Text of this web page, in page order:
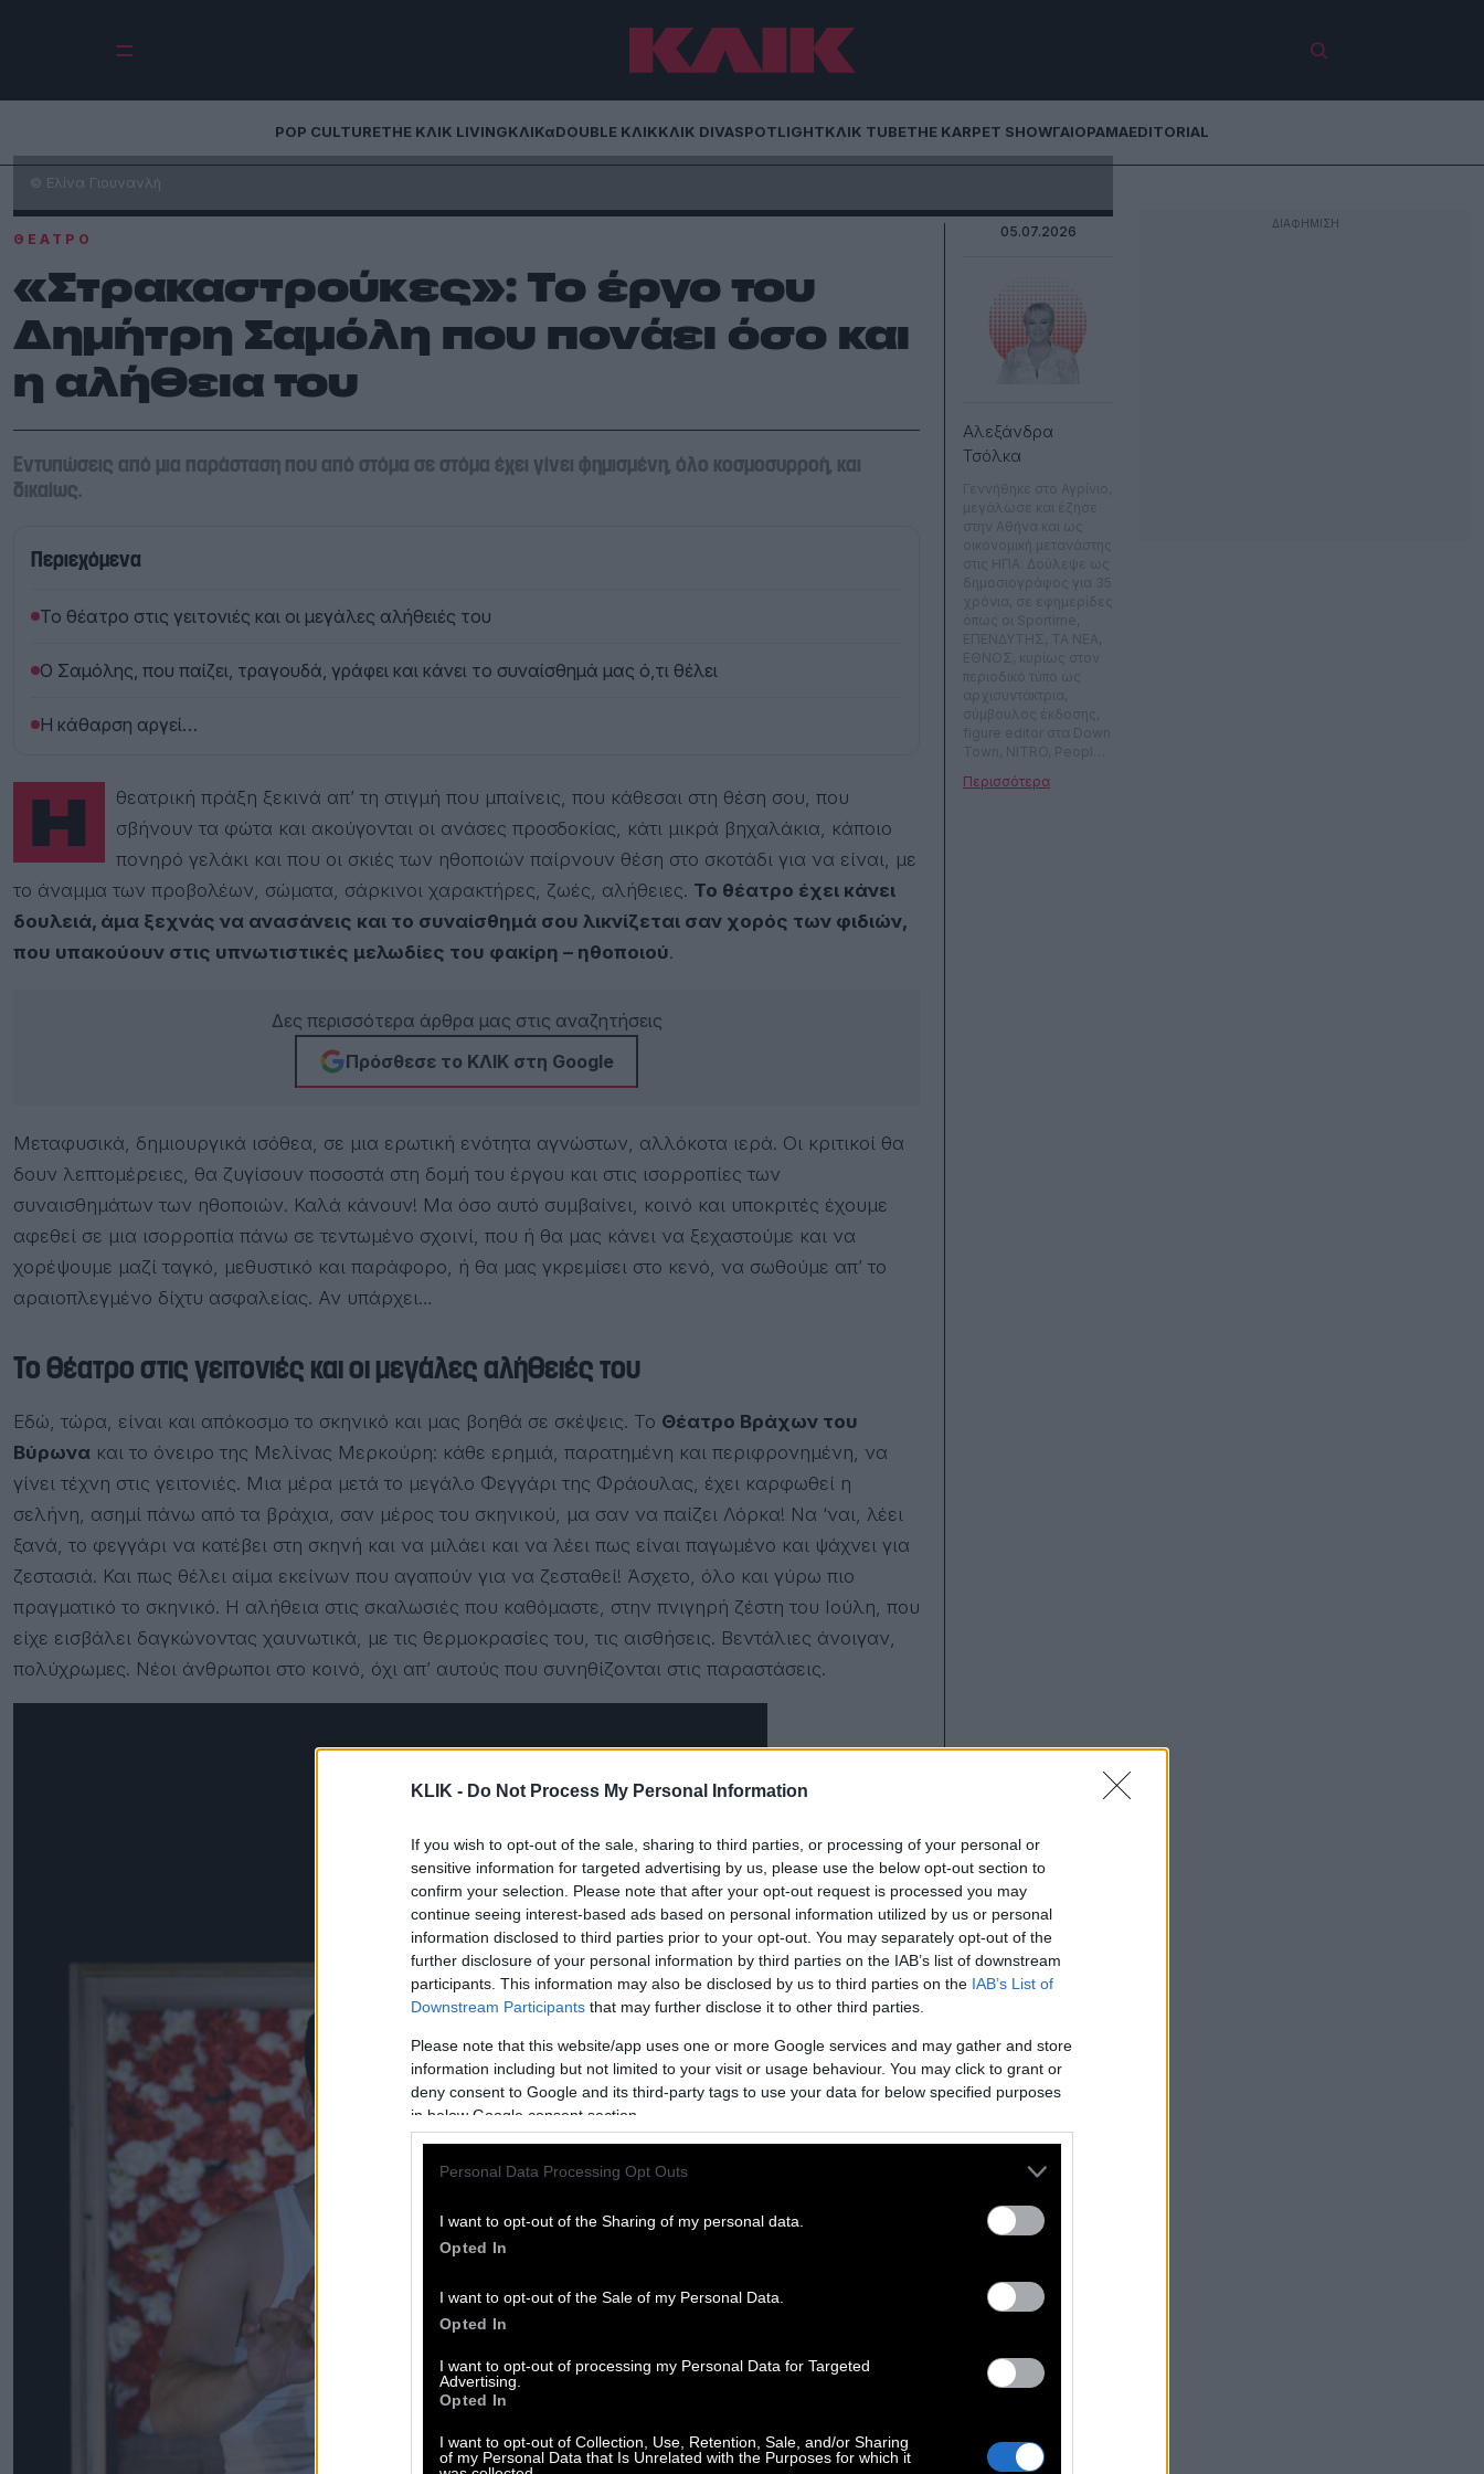
KLIK - Do Not Process My Personal Information
If you wish to opt-out of the sale, sharing to third parties, or processing of your personal or
sensitive information for targeted advertising by us, please use the below opt-out section to
confirm your selection. Please note that after your opt-out request is processed you may
continue seeing interest-based ads based on personal information utilized by us or personal
information disclosed to third parties prior to your opt-out. You may separately opt-out of the
further disclosure of your personal information by third parties on the IAB’s list of downstream
participants. This information may also be disclosed by us to third parties on the IAB’s List of
Downstream Participants that may further disclose it to other third parties.
Please note that this website/app uses one or more Google services and may gather and store
information including but not limited to your visit or usage behaviour. You may click to grant or
deny consent to Google and its third-party tags to use your data for below specified purposes
in below Google consent section.
Personal Data Processing Opt Outs
I want to opt-out of the Sharing of my personal data.
Opted In
I want to opt-out of the Sale of my Personal Data.
Opted In
I want to opt-out of processing my Personal Data for Targeted
Advertising.
Opted In
I want to opt-out of Collection, Use, Retention, Sale, and/or Sharing
of my Personal Data that Is Unrelated with the Purposes for which it
POP CULTURETHE ΚΛΙΚ LIVINGΚΛΙΚαDOUBLE ΚΛΙΚΚΛΙΚ DIVASPOTLIGHTΚΛΙΚ TUBETHE KARPET SHOWΓΑΙΟΡΑΜΑEDITORIAL
© Ελίνα Γιουνανλή
ΘΈΑΤΡΟ
«Στρακαστρούκες»: Το έργο του
Δημήτρη Σαμόλη που πονάει όσο και
η αλήθεια του
Εντυπώσεις από μια παράσταση που από στόμα σε στόμα έχει γίνει φημισμένη, όλο κοσμοσυρροή, και
δικαίως.
Περιεχόμενα
Το θέατρο στις γειτονιές και οι μεγάλες αλήθειές του
Ο Σαμόλης, που παίζει, τραγουδά, γράφει και κάνει το συναίσθημά μας ό,τι θέλει
Η κάθαρση αργεί…
Η θεατρική πράξη ξεκινά απ’ τη στιγμή που μπαίνεις, που κάθεσαι στη θέση σου, που
σβήνουν τα φώτα και ακούγονται οι ανάσες προσδοκίας, κάτι μικρά βηχαλάκια, κάποιο
πονηρό γελάκι και που οι σκιές των ηθοποιών παίρνουν θέση στο σκοτάδι για να είναι, με
το άναμμα των προβολέων, σώματα, σάρκινοι χαρακτήρες, ζωές, αλήθειες. Το θέατρο έχει κάνει
δουλειά, άμα ξεχνάς να ανασάνεις και το συναίσθημά σου λικνίζεται σαν χορός των φιδιών,
που υπακούουν στις υπνωτιστικές μελωδίες του φακίρη – ηθοποιού.
Δες περισσότερα άρθρα μας στις αναζητήσεις
Πρόσθεσε το ΚΛΙΚ στη Google
Μεταφυσικά, δημιουργικά ισόθεα, σε μια ερωτική ενότητα αγνώστων, αλλόκοτα ιερά. Οι κριτικοί θα
δουν λεπτομέρειες, θα ζυγίσουν ποσοστά στη δομή του έργου και στις ισορροπίες των
συναισθημάτων των ηθοποιών. Καλά κάνουν! Μα όσο αυτό συμβαίνει, κοινό και υποκριτές έχουμε
αφεθεί σε μια ισορροπία πάνω σε τεντωμένο σχοινί, που ή θα μας κάνει να ξεχαστούμε και να
χορέψουμε μαζί ταγκό, μεθυστικό και παράφορο, ή θα μας γκρεμίσει στο κενό, να σωθούμε απ’ το
αραιοπλεγμένο δίχτυ ασφαλείας. Αν υπάρχει…
Το θέατρο στις γειτονιές και οι μεγάλες αλήθειές του
Εδώ, τώρα, είναι και απόκοσμο το σκηνικό και μας βοηθά σε σκέψεις. Το Θέατρο Βράχων του
Βύρωνα και το όνειρο της Μελίνας Μερκούρη: κάθε ερημιά, παρατημένη και περιφρονημένη, να
γίνει τέχνη στις γειτονιές. Μια μέρα μετά το μεγάλο Φεγγάρι της Φράουλας, έχει καρφωθεί η
σελήνη, ασημί πάνω από τα βράχια, σαν μέρος του σκηνικού, μα σαν να παίζει Λόρκα! Να ‘ναι, λέει
ξανά, το φεγγάρι να κατέβει στη σκηνή και να μιλάει και να λέει πως είναι παγωμένο και ψάχνει για
ζεστασιά. Και πως θέλει αίμα εκείνων που αγαπούν για να ζεσταθεί! Άσχετο, όλο και γύρω πιο
πραγματικό το σκηνικό. Η αλήθεια στις σκαλωσιές που καθόμαστε, στην πνιγηρή ζέστη του Ιούλη, που
είχε εισβάλει δαγκώνοντας χαυνωτικά, με τις θερμοκρασίες του, τις αισθήσεις. Βεντάλιες άνοιγαν,
πολύχρωμες. Νέοι άνθρωποι στο κοινό, όχι απ’ αυτούς που συνηθίζονται στις παραστάσεις.
05.07.2026
Αλεξάνδρα
Τσόλκα
καλ. Έκανε